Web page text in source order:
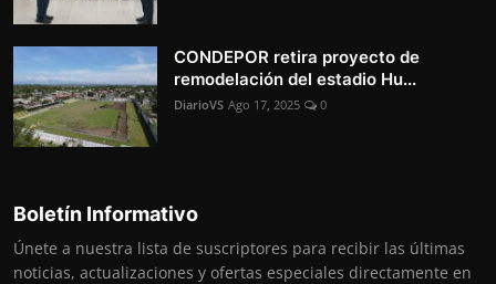
CONDEPOR retira proyecto de
remodelación del estadio Hu...
DiarioVS Ago 17, 2025 0
Boletín Informativo
Únete a nuestra lista de suscriptores para recibir las últimas
noticias, actualizaciones y ofertas especiales directamente en